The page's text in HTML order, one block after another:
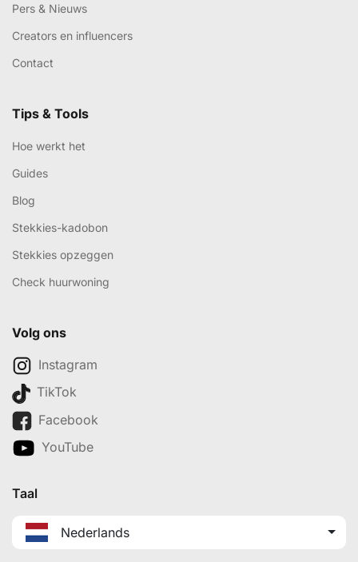
Pers & Nieuws
Creators en influencers
Contact
Tips & Tools
Hoe werkt het
Guides
Blog
Stekkies-kadobon
Stekkies opzeggen
Check huurwoning
Volg ons
Instagram
TikTok
Facebook
YouTube
Taal
Nederlands